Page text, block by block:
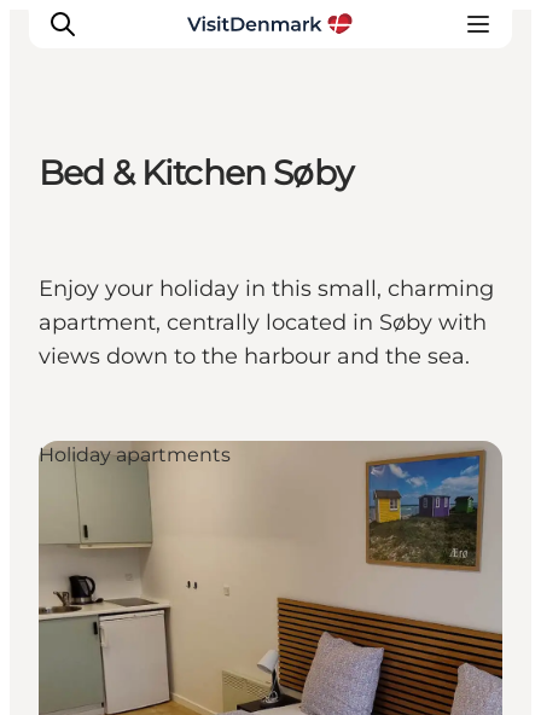
Quoi faire
Hébergements
Planifiez votre voyage
Bed & Kitchen Søby
Enjoy your holiday in this small, charming
apartment, centrally located in Søby with
views down to the harbour and the sea.
Holiday apartments